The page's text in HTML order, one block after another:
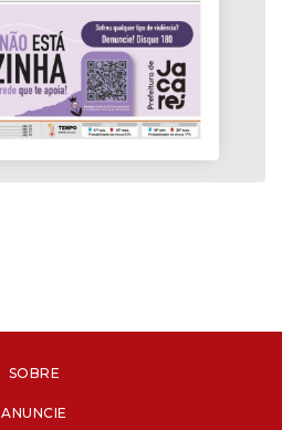
SOBRE
ANUNCIE